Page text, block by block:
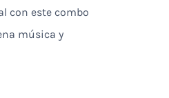
con este combo
música y